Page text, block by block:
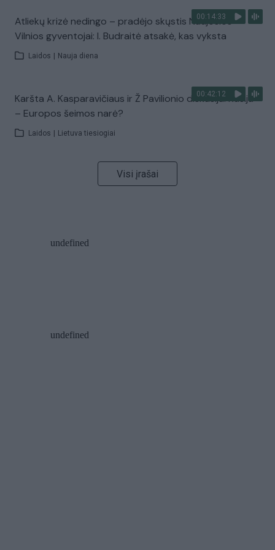
00:14:33
Atliekų krizė nedingo – pradėjo skųstis Naujosios
Vilnios gyventojai: I. Budraitė atsakė, kas vyksta
Laidos Nauja diena
00:42:12
Karšta A. Kasparavičiaus ir Ž Pavilionio diskusija: Rusija
– Europos šeimos narė?
Laidos Lietuva tiesiogiai
Visi įrašai